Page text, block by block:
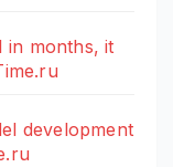
in months, it
development